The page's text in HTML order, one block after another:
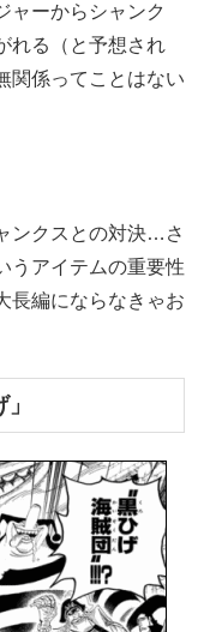
ャーからシャンク
れる（と予想され
関係ってことはない
ンクスとの対決…さ
うアイテムの重要性
長編にならなきゃお